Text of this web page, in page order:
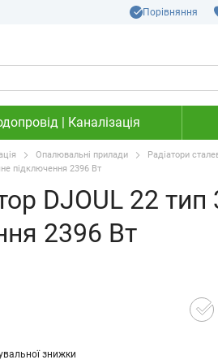
Порівняння
| Каналізація
Опалювальні прилади Радіатори
підключення 2396 Вт
DJOUL 22
2396 Вт
знижки